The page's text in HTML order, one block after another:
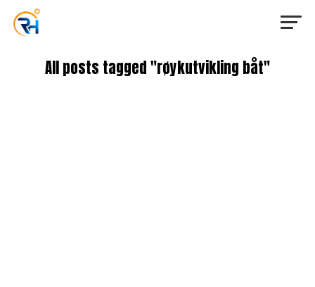
All posts tagged "røykutvikling båt"